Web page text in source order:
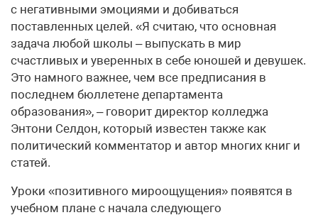
с негативными эмоциями и добиваться
поставленных целей. «Я считаю, что основная
задача любой школы – выпускать в мир
счастливых и уверенных в себе юношей и девушек.
Это намного важнее, чем все предписания в
последнем бюллетене департамента
образования», – говорит директор колледжа
Энтони Селдон, который известен также как
политический комментатор и автор многих книг и
статей.
Уроки «позитивного мироощущения» появятся в
учебном плане с начала следующего